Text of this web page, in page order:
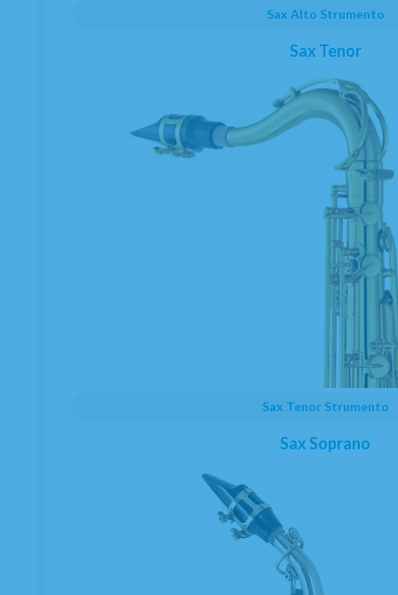
Sax Alto Strumento
Sax Tenor
Sax Tenor Strumento
Sax Soprano